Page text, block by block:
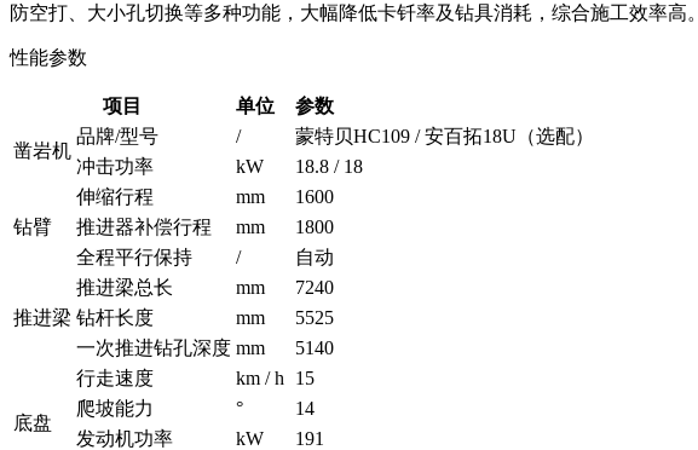
防空打、大小孔切换等多种功能，大幅降低卡钎率及钻具消耗，综合施工效率高。
性能参数
项目 单位 参数
凿岩机
品牌/型号 /
蒙特贝HC109 / 安百拓18U（选配）
冲击功率
kW 18.8 / 18
钻臂
伸缩行程 mm
1600
推进器补偿行程
mm
1800
全程平行保持
/ 自动
推进梁
推进梁总长 mm
7240
钻杆长度
mm
5525
一次推进钻孔深度 mm 5140
底盘
行走速度 km / h
15
爬坡能力
°
14
发动机功率
kW
191